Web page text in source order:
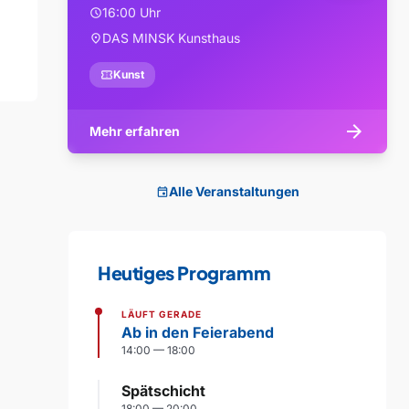
schedule16:00 Uhr
location_onDAS MINSK Kunsthaus
confirmation_numberKunst
Mehr erfahren arrow_forward
eventAlle Veranstaltungen
Heutiges Programm
LÄUFT GERADE
Ab in den Feierabend
14:00 — 18:00
Spätschicht